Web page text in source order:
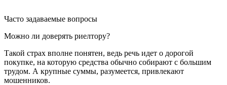
Часто задаваемые вопросы
Можно ли доверять риелтору?
Такой страх вполне понятен, ведь речь идет о дорогой
покупке, на которую средства обычно собирают с большим
трудом. А крупные суммы, разумеется, привлекают
мошенников.